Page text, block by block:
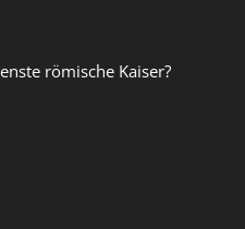
römische Kaiser?